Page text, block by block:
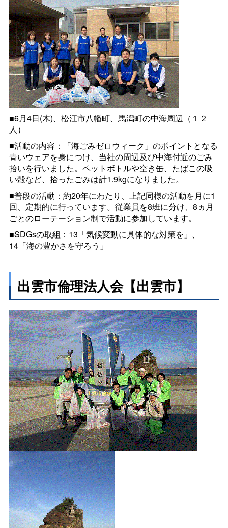
■6月4日(木)、松江市八幡町、馬潟町の中海周辺（１２
人）
■活動の内容：「海ごみゼロウィーク」のポイントとなる
青いウェアを身につけ、当社の周辺及び中海付近のごみ
拾いを行いました。ペットボトルや空き缶、たばこの吸
い殻など、拾ったごみは計1.9kgになりました。
■普段の活動：約20年にわたり、上記同様の活動を月に1
回、定期的に行っています。従業員を8班に分け、8ヵ月
ごとのローテーション制で活動に参加しています。
■SDGsの取組：13「気候変動に具体的な対策を」、
14「海の豊かさを守ろう」
出雲市倫理法人会【出雲市】